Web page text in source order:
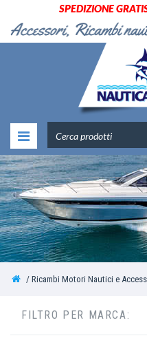
SPEDIZIONE
Ricambi Motori Nautici e
FILTRO PER MARCA: